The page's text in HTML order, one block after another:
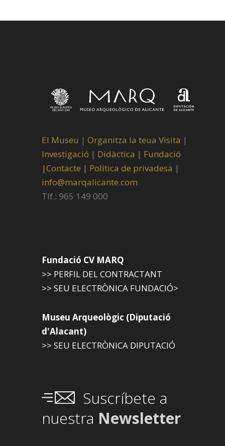
El Museu | Organitza la teua Visita |
Investigació | Didàctica | Fundació
|Contacte | Política de privadesa |
info@marqalicante.com
Tlf.: 965 149 000
Fundació CV MARQ
>> PERFIL DEL CONTRACTANT
>> SEU ELECTRÒNICA FUNDACIÓ>
Museu Arqueològic (Diputació
d'Alacant)
>> SEU ELECTRÒNICA DIPUTACIÓ
Suscríbete a
nuestra Newsletter